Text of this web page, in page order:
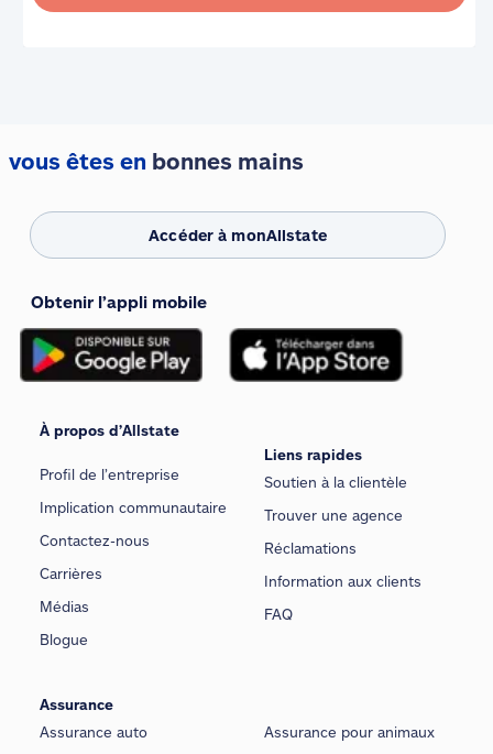
vous êtes en bonnes mains
Accéder à monAllstate
Obtenir l’appli mobile
À propos d’Allstate
Profil de l’entreprise
Implication communautaire
Contactez-nous
Carrières
Médias
Blogue
Liens rapides
Soutien à la clientèle
Trouver une agence
Réclamations
Information aux clients
FAQ
Assurance
Assurance auto
Assurance pour animaux